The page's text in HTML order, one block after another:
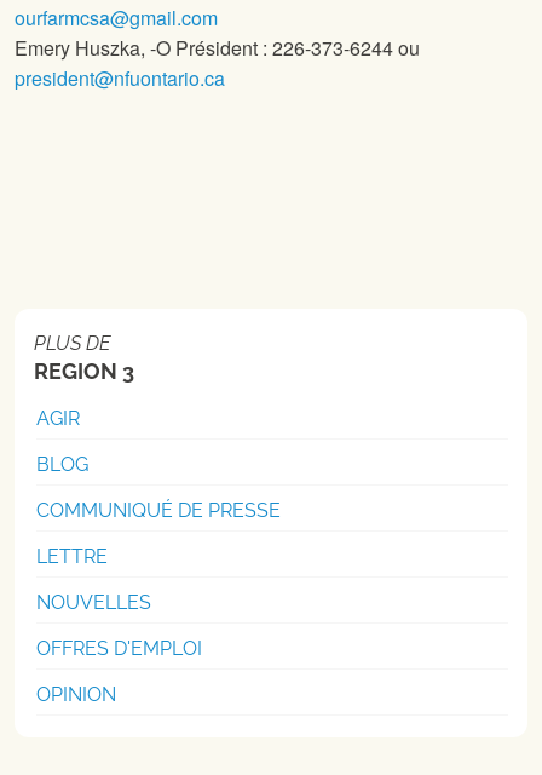
ourfarmcsa@gmail.com
Emery Huszka, -O Président : 226-373-6244 ou
president@nfuontario.ca
PLUS DE
REGION 3
AGIR
BLOG
COMMUNIQUÉ DE PRESSE
LETTRE
NOUVELLES
OFFRES D'EMPLOI
OPINION